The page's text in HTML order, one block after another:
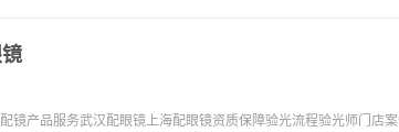
镜产品服务武汉配眼镜上海配眼镜资质保障验光流程验光师门店